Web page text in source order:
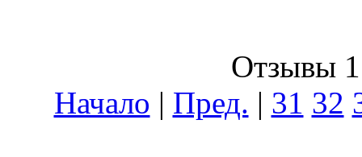
Отзывы
Начало | Пред. | 31 32